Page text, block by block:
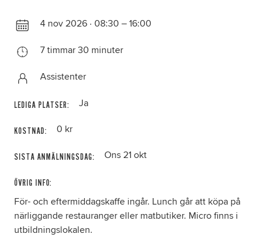
4 nov 2026 · 08:30 – 16:00
7 timmar 30 minuter
Assistenter
LEDIGA PLATSER: Ja
KOSTNAD: 0 kr
SISTA ANMÄLNINGSDAG: Ons 21 okt
ÖVRIG INFO:
För- och eftermiddagskaffe ingår. Lunch går att köpa på
närliggande restauranger eller matbutiker. Micro finns i
utbildningslokalen.